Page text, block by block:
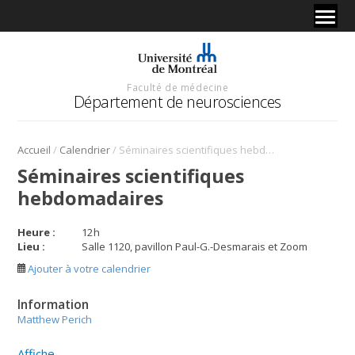
Faculté de médecine
Département de neurosciences
Accueil / Calendrier/ Séminaires scientifiques hebdomadaires
Séminaires scientifiques
hebdomadaires
Heure : 12h
Lieu :
Salle 1120, pavillon Paul-G.-Desmarais et Zoom
Ajouter à votre calendrier
Information
Matthew Perich